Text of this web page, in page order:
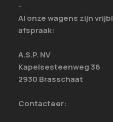
-
Al onze wagens zijn
afspraak:
A.S.P. NV
Kapelsesteenweg 36
2930 Brasschaat
Contacteer: